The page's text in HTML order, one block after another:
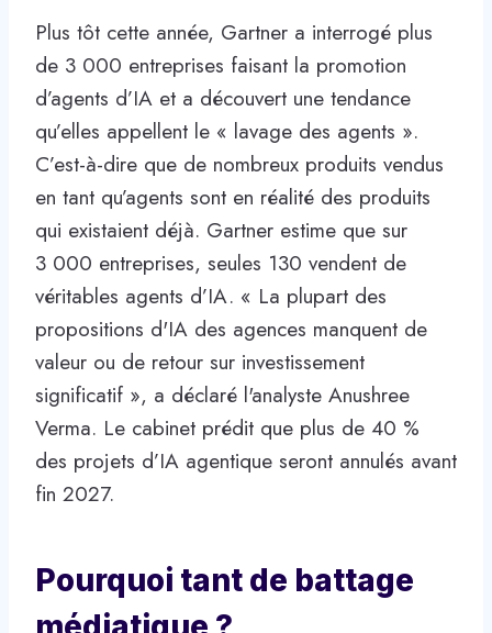
Plus tôt cette année, Gartner a interrogé plus
de 3 000 entreprises faisant la promotion
d’agents d’IA et a découvert une tendance
qu’elles appellent le « lavage des agents ».
C’est-à-dire que de nombreux produits vendus
en tant qu’agents sont en réalité des produits
qui existaient déjà. Gartner estime que sur
3 000 entreprises, seules 130 vendent de
véritables agents d’IA. « La plupart des
propositions d'IA des agences manquent de
valeur ou de retour sur investissement
significatif », a déclaré l'analyste Anushree
Verma. Le cabinet prédit que plus de 40 %
des projets d’IA agentique seront annulés avant
fin 2027.
Pourquoi tant de battage